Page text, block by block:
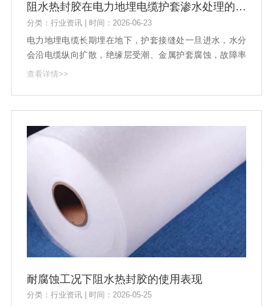
阻水热封胶在电力地埋电缆护套渗水处理的应用
分类：行业资讯 | 时间：2026-06-23
电力地埋电缆长期埋在地下，护套接缝处一旦进水，水分
会沿电缆纵向扩散，绝缘层受潮、金属护套腐蚀，故障率
随运行年限快速上升。阻水热封胶专门用来填充护套接
查看详情>>
耐腐蚀工况下阻水热封胶的使用表现
分类：行业资讯 | 时间：2026-05-25